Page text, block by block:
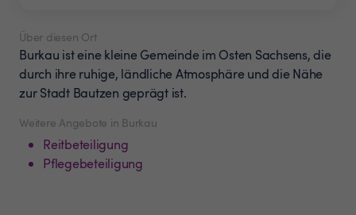
Weitere Angebote in Burkau
Reitbeteiligung
Pflegebeteiligung
Über diesen Ort
Burkau ist eine kleine Gemeinde im Osten Sachsens, die
durch ihre ruhige, ländliche Atmosphäre und die Nähe
zur Stadt Bautzen geprägt ist.